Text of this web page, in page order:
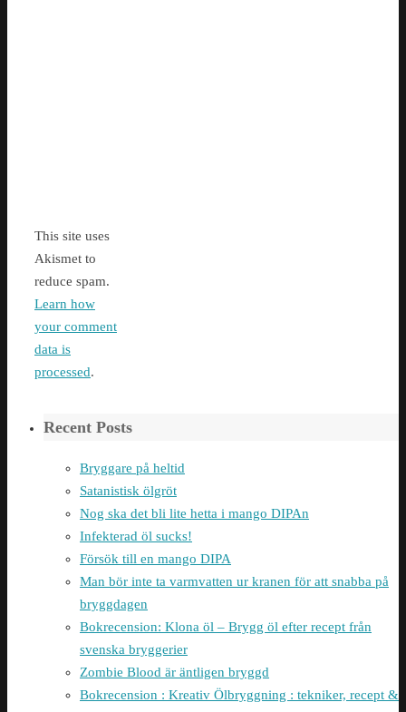
This site uses
Akismet to
reduce spam.
Learn how
your comment
data is
processed.
Recent Posts
Bryggare på heltid
Satanistisk ölgröt
Nog ska det bli lite hetta i mango DIPAn
Infekterad öl sucks!
Försök till en mango DIPA
Man bör inte ta varmvatten ur kranen för att snabba på
bryggdagen
Bokrecension: Klona öl – Brygg öl efter recept från
svenska bryggerier
Zombie Blood är äntligen bryggd
Bokrecension : Kreativ Ölbryggning : tekniker, recept &